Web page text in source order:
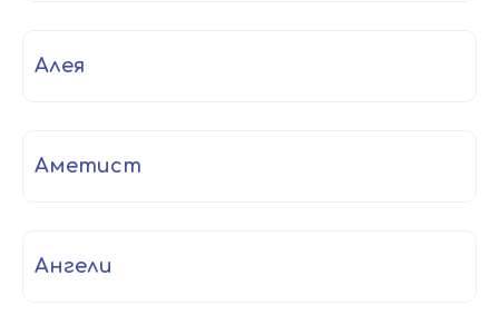
алея
аметист
ангели